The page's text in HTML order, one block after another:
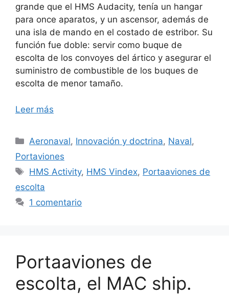
grande que el HMS Audacity, tenía un hangar
para once aparatos, y un ascensor, además de
una isla de mando en el costado de estribor. Su
función fue doble: servir como buque de
escolta de los convoyes del ártico y asegurar el
suministro de combustible de los buques de
escolta de menor tamaño.
Leer más
Categorías
Aeronaval, Innovación y doctrina, Naval,
Portaviones
Etiquetas
HMS Activity, HMS Vindex, Portaaviones de
escolta
1 comentario
Portaaviones de
escolta, el MAC ship.